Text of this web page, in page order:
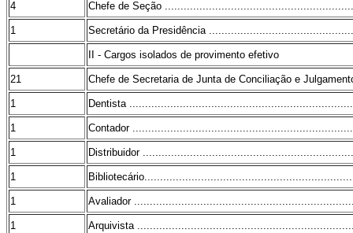
4 Chefe de Seção
1 Secretário da Presidência
II - Cargos isolados de provimento efetivo
21 Chefe de Secretaria de Junta de Conciliação e
1 Dentista
1 Contador
1 Distribuidor
1
1 Avaliador
1 Arquivista